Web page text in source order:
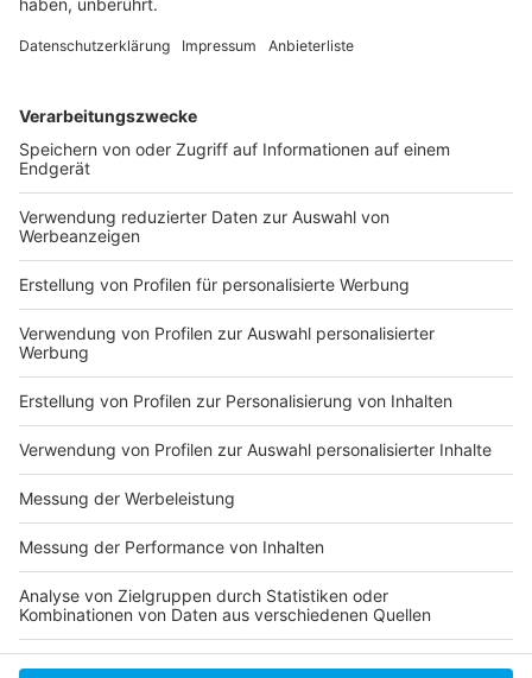
IHK unterstützt Olympia-Bewerbung
Anzeige
Folge uns für mehr News & Updates:
Anzeige
Instagram|Facebook|WhatsApp-Kanal
Anzeige
Anzeige